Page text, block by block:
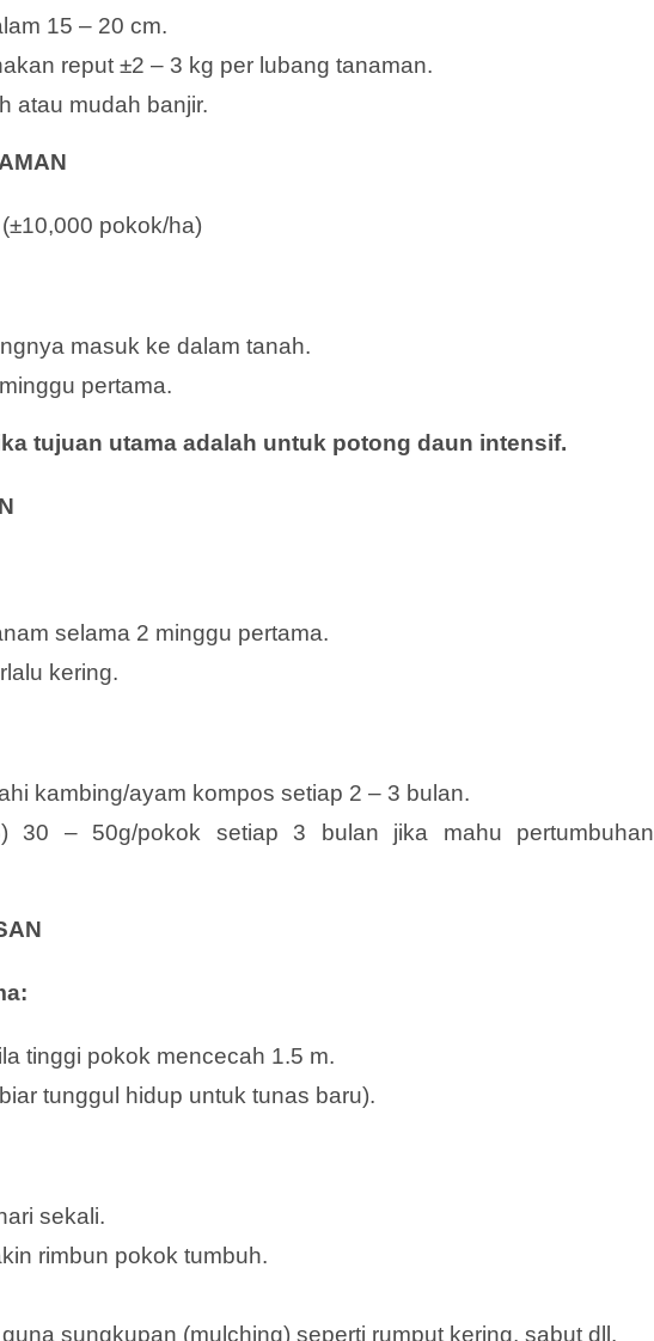
15 – 20 cm.
reput ±2 – 3 kg per lubang tanaman.
atau mudah banjir.
pokok/ha)
masuk ke dalam tanah.
pertama.
tujuan utama adalah untuk potong daun intensif.
selama 2 minggu pertama.
kering.
kambing/ayam kompos setiap 2 – 3 bulan.
30 – 50g/pokok setiap 3 bulan jika mahu pertumbuhan
tinggi pokok mencecah 1.5 m.
tunggul hidup untuk tunas baru).
sekali.
rimbun pokok tumbuh.
sungkupan (mulching) seperti rumput kering, sabut dll.